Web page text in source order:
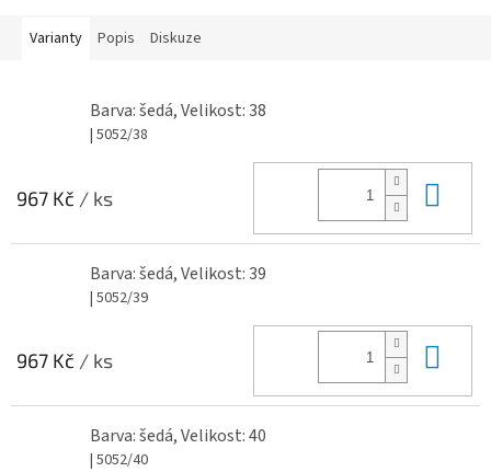
Varianty Popis Diskuze
Barva: šedá, Velikost: 38
| 5052/38
967 Kč / ks
Barva: šedá, Velikost: 39
| 5052/39
967 Kč / ks
Barva: šedá, Velikost: 40
| 5052/40